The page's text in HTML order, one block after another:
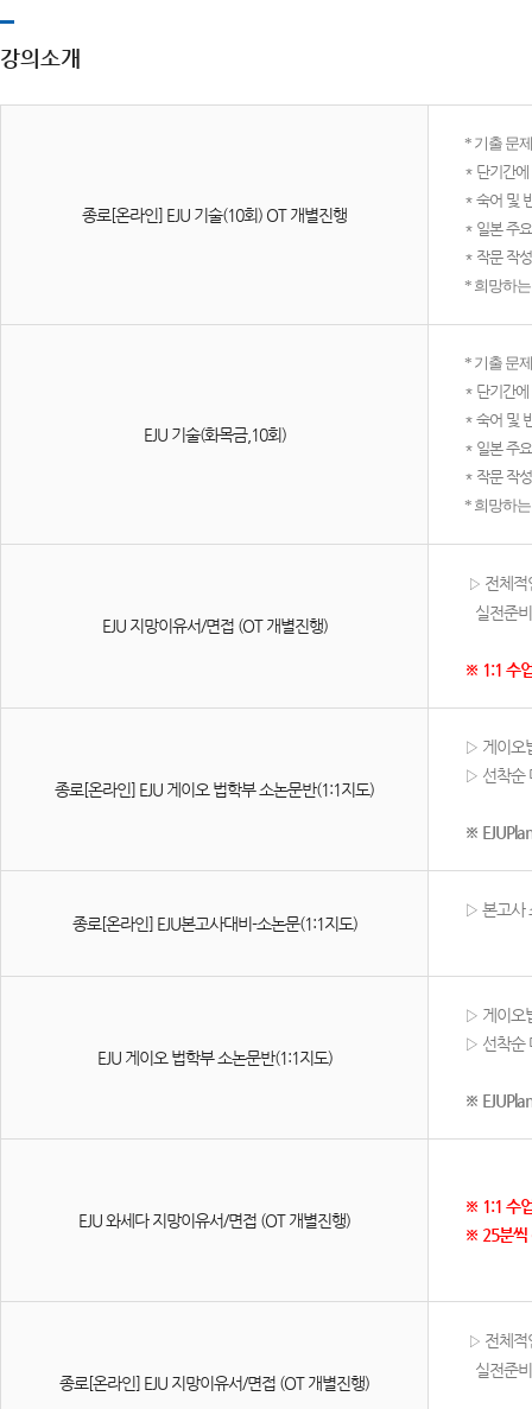
강의소개
종로[온라인] EJU 기술(10회) OT 개별진행
* 기출 문
* 단기간에
* 숙어 및
* 일본 주
* 작문 작
* 희망하
EJU 기술(화목금,10회)
* 기출 문
* 단기간에
* 숙어 및
* 일본 주
* 작문 작
* 희망하
EJU 지망이유서/면접 (OT 개별진행)
▷ 전체적
실전준
※ 1:1 수
종로[온라인] EJU 게이오 법학부 소논문반(1:1지도)
▷ 게이오
▷ 선착순
※
종로[온라인] EJU본고사대비-소논문(1:1지도)
▷ 본고사
EJU 게이오 법학부 소논문반(1:1지도)
▷ 게이오
▷ 선착순
※
EJU 와세다 지망이유서/면접 (OT 개별진행)
※ 1:1 수
※ 25분씩
종로[온라인] EJU 지망이유서/면접 (OT 개별진행)
▷ 전체적
실전준